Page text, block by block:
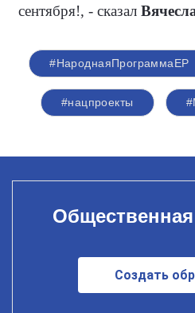
сентября!, - сказал
#НароднаяПрограммаЕР
#нацпроекты
Создать